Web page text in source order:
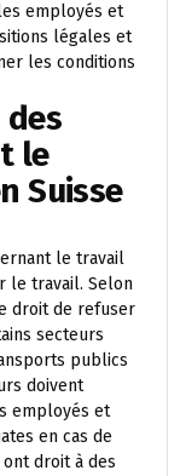
employés et
légales et
les conditions
le
Suisse
le travail
le travail. Selon
droit de refuser
secteurs
publics
doivent
employés et
en cas de
droit à des